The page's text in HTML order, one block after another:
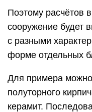
Поэтому расчётов
сооружение будет
с разными
форме отдельных
Для примера
полуторного
керамит.